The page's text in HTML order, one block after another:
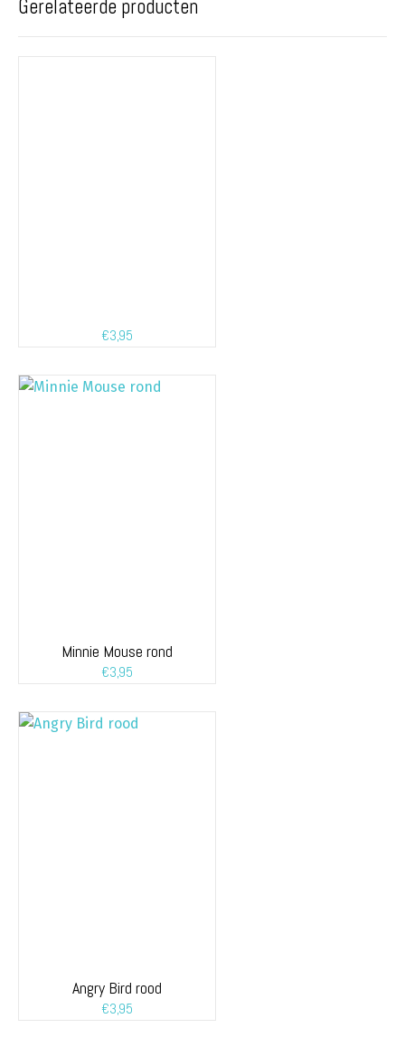
Gerelateerde producten
€3,95
Minnie Mouse rond
€3,95
Angry Bird rood
€3,95